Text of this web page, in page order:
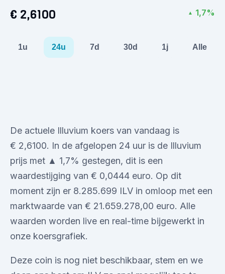
€ 2,6100 ▲ 1,7%
1u 24u 7d 30d 1j Alle
De actuele Illuvium koers van vandaag is
€ 2,6100. In de afgelopen 24 uur is de Illuvium
prijs met ▲ 1,7% gestegen, dit is een
waardestijging van € 0,0444 euro. Op dit
moment zijn er 8.285.699 ILV in omloop met een
marktwaarde van € 21.659.278,00 euro. Alle
waarden worden live en real-time bijgewerkt in
onze koersgrafiek.
Deze coin is nog niet beschikbaar, stem en we